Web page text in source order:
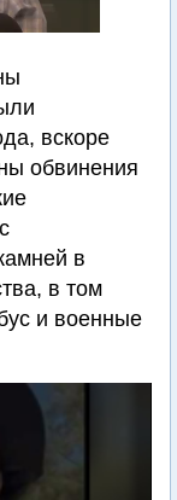
вскоре
обвинения
в
в том
и военные